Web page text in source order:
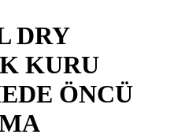
DRY
KURU
ÖNCÜ